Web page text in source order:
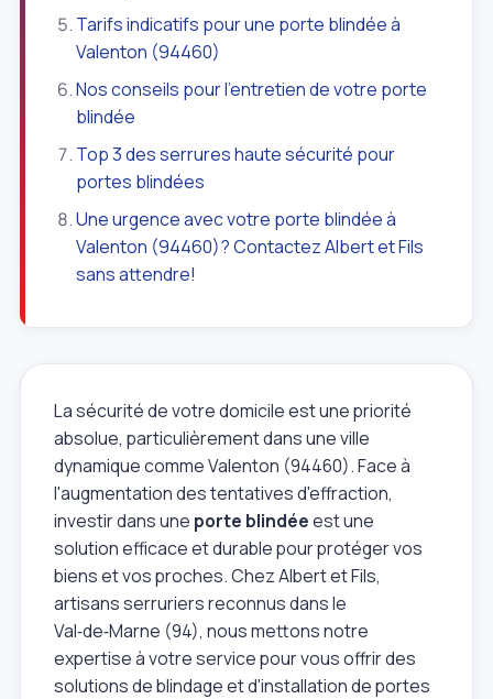
Tarifs indicatifs pour une porte blindée à
Valenton (94460)
Nos conseils pour l'entretien de votre porte
blindée
Top 3 des serrures haute sécurité pour
portes blindées
Une urgence avec votre porte blindée à
Valenton (94460)? Contactez Albert et Fils
sans attendre!
La sécurité de votre domicile est une priorité
absolue, particulièrement dans une ville
dynamique comme Valenton (94460). Face à
l'augmentation des tentatives d'effraction,
investir dans une porte blindéeest une
solution efficace et durable pour protéger vos
biens et vos proches. Chez Albert et Fils,
artisans serruriers reconnus dans le
Val‑de‑Marne (94), nous mettons notre
expertise à votre service pour vous offrir des
solutions de blindage et d'installation de portes